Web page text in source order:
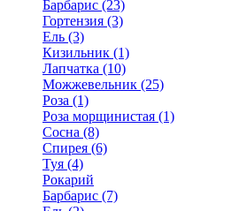
Барбарис (23)
Гортензия (3)
Ель (3)
Кизильник (1)
Лапчатка (10)
Можжевельник (25)
Роза (1)
Роза морщинистая (1)
Сосна (8)
Спирея (6)
Туя (4)
Рокарий
Барбарис (7)